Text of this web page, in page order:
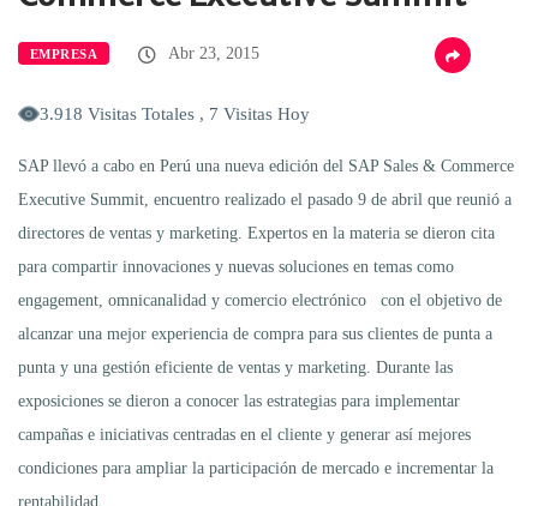
EMPRESA Abr 23, 2015
3.918 Visitas Totales , 7 Visitas Hoy
SAP llevó a cabo en Perú una nueva edición del SAP Sales & Commerce
Executive Summit, encuentro realizado el pasado 9 de abril que reunió a
directores de ventas y marketing. Expertos en la materia se dieron cita
para compartir innovaciones y nuevas soluciones en temas como
engagement, omnicanalidad y comercio electrónico con el objetivo de
alcanzar una mejor experiencia de compra para sus clientes de punta a
punta y una gestión eficiente de ventas y marketing. Durante las
exposiciones se dieron a conocer las estrategias para implementar
campañas e iniciativas centradas en el cliente y generar así mejores
condiciones para ampliar la participación de mercado e incrementar la
rentabilidad.